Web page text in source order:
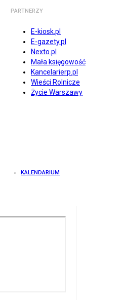
PARTNERZY
E-kiosk.pl
E-gazety.pl
Nexto.pl
Mała księgowość
Kancelarierp.pl
Wieści Rolnicze
Życie Warszawy
KALENDARIUM